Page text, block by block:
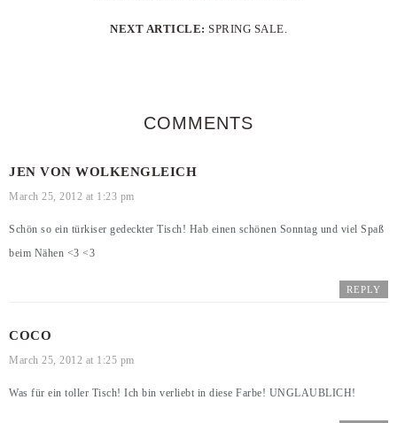
NEXT ARTICLE: SPRING SALE.
COMMENTS
JEN VON WOLKENGLEICH
March 25, 2012 at 1:23 pm
Schön so ein türkiser gedeckter Tisch! Hab einen schönen Sonntag und viel Spaß
beim Nähen <3 <3
REPLY
COCO
March 25, 2012 at 1:25 pm
Was für ein toller Tisch! Ich bin verliebt in diese Farbe! UNGLAUBLICH!